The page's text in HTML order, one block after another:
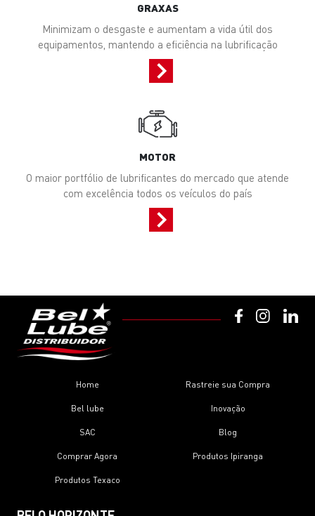
GRAXAS
Minimizam o desgaste e aumentam a vida útil dos
equipamentos, mantendo a eficiência na lubrificação
MOTOR
O maior portfólio de lubrificantes do mercado que atende
com excelência todos os veículos do país
Home Rastreie sua Compra
Bel lube Inovação
SAC Blog
Comprar Agora Produtos Ipiranga
Produtos Texaco